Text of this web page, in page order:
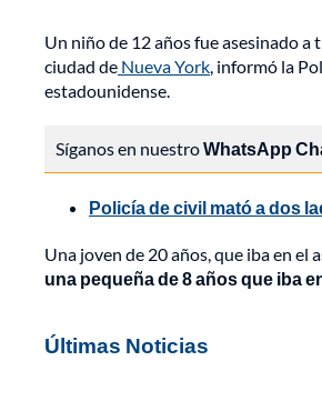
Un niño de 12 años fue asesinado
ciudad de Nueva York, informó la
estadounidense.
Síganos en nuestroWhatsApp
Policía de civil mató a dos
Una joven de 20 años, que iba en
una pequeña de 8 años que iba
Últimas Noticias